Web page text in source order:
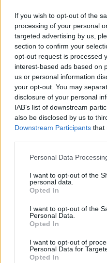
If you wish to opt-out of the
processing of your personal
targeted advertising by us,
section to confirm your
opt-out request is processed
interest-based ads based on
us or personal information
your opt-out. You may
disclosure of your personal
IAB’s list of downstream
also be disclosed by us to
Downstream Participants that
Personal Data
I want to opt-out of the
personal data.
Opted In
I want to opt-out of the
Personal Data.
Opted In
I want to opt-out of
Personal Data for
Opted In
0COMMENTS
Att bjuda på hemgjorda
lekfull och uppskattad
riktigt gott och låt fantasin
perfekt litet köksprojekt att